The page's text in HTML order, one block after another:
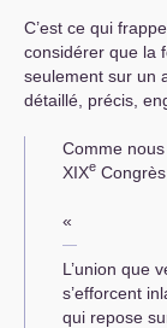
C’est ce qui
considérer que la
seulement sur un
détaillé, précis,
Comme
XIXe Congrès
«
L’union que
s’efforcent
qui repose